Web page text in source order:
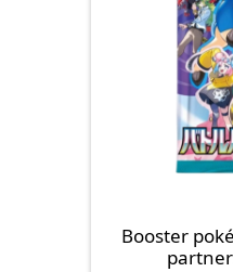
Booster